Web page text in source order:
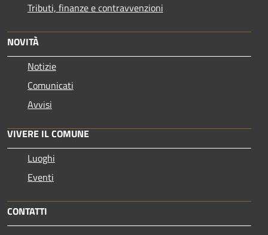
Tributi, finanze e contravvenzioni
NOVITÀ
Notizie
Comunicati
Avvisi
VIVERE IL COMUNE
Luoghi
Eventi
CONTATTI